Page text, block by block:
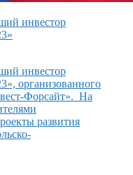
инвестор
инвестор
организованного
Форсайт». На
развития